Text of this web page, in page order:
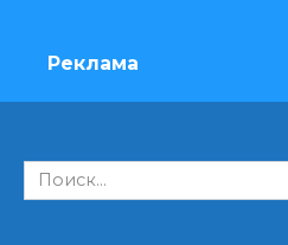
Реклама
Search
for: